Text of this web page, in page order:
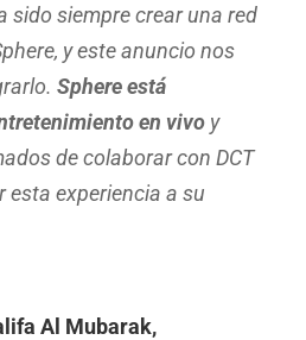
sido siempre crear una red
y este anuncio nos
Sphere está
en vivo y
de colaborar con DCT
esta experiencia a su
Al Mubarak,